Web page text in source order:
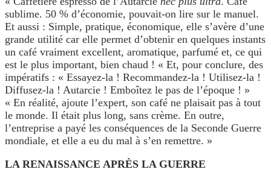
sublime. 50 % d’économie, pouvait-on lire sur le manuel.
Et aussi : Simple, pratique, économique, elle s’avère d’une
grande utilité car elle permet d’obtenir en quelques instants
un café vraiment excellent, aromatique, parfumé et, ce qui
est le plus important, bien chaud ! « Et, pour conclure, des
impératifs : « Essayez-la ! Recommandez-la ! Utilisez-la !
Diffusez-la ! Autarcie ! Emboîtez le pas de l’époque ! »
« En réalité, ajoute l’expert, son café ne plaisait pas à tout
le monde. Il était plus long, sans crème. En outre,
l’entreprise a payé les conséquences de la Seconde Guerre
mondiale, et elle a eu du mal à s’en remettre. »
LA RENAISSANCE APRÈS LA GUERRE